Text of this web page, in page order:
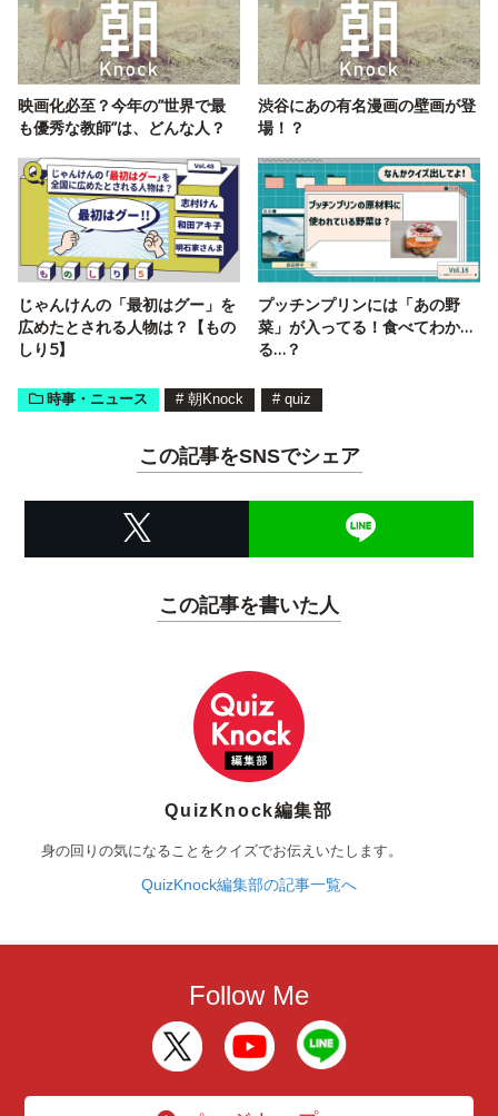
映画化必至？今年の”世界で最
も優秀な教師”は、どんな人？
渋谷にあの有名漫画の壁画が登
場！？
じゃんけんの「最初はグー」を
広めたとされる人物は？【もの
しり5】
プッチンプリンには「あの野
菜」が入ってる！食べてわか…
る…？
時事・ニュース # 朝Knock # quiz
この記事をSNSでシェア
この記事を書いた人
QuizKnock編集部
身の回りの気になることをクイズでお伝えいたします。
QuizKnock編集部の記事一覧へ
Follow Me